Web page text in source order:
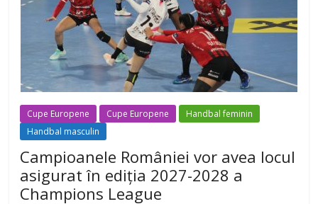
Cupe Europene Cupe Europene
Handbal feminin
Handbal masculin
Campioanele României vor avea locul
asigurat în ediția 2027-2028 a
Champions League